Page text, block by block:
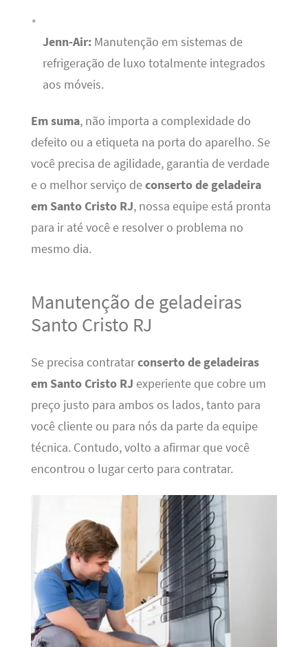
Jenn-Air:Manutenção em sistemas de
refrigeração de luxo totalmente integrados
aos móveis.
Em suma, não importa a complexidade do
defeito ou a etiqueta na porta do aparelho. Se
você precisa de agilidade, garantia de verdade
e o melhor serviço deconserto de geladeira
em Santo Cristo RJ, nossa equipe está pronta
para ir até você e resolver o problema no
mesmo dia.
Manutenção de geladeiras
Santo Cristo RJ
Se precisa contratarconserto de geladeiras
em Santo Cristo RJ experiente que cobre um
preço justo para ambos os lados, tanto para
você cliente ou para nós da parte da equipe
técnica. Contudo, volto a afirmar que você
encontrou o lugar certo para contratar.